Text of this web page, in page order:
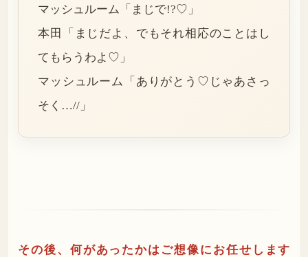
マッシュルーム「まじで!?♡」
本田「まじだよ、でもそれ相応のことはし
てもらうわよ♡」
マッシュルーム「ありがとう♡じゃあさっ
そく…//」
その後、何があったかはご想像にお任せします